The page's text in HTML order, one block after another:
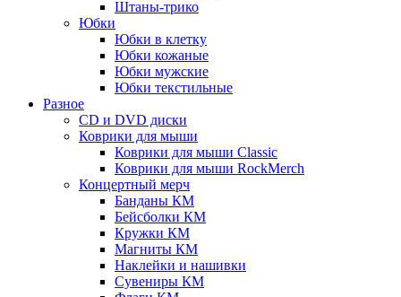
Штаны-трико
Юбки
Юбки в клетку
Юбки кожаные
Юбки мужские
Юбки текстильные
Разное
CD и DVD диски
Коврики для мыши
Коврики для мыши Classic
Коврики для мыши RockMerch
Концертный мерч
Банданы КМ
Бейсболки КМ
Кружки КМ
Магниты КМ
Наклейки и нашивки
Сувениры КМ